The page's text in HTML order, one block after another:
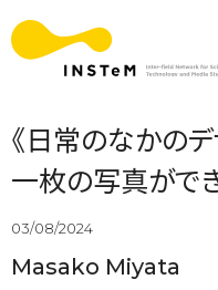
《日常のなかの
一枚の写真がで
03/08/2024
Masako Miyata